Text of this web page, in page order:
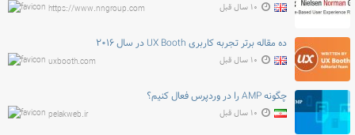
https://www.nngroup.com ۱۰ سال قبل
ده مقاله برتر تجربه کاربری UX Booth در سال ۲۰۱۶
uxbooth.com ۱۰ سال قبل
چگونه AMP را در وردپرس فعال کنیم؟
pelakweb.ir ۱۰ سال قبل